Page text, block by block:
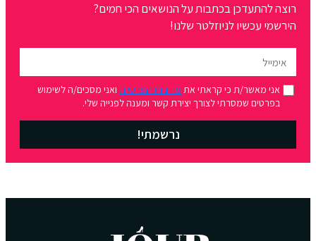
רוצה להתעדכן בכתבות על הנושאים הכי חמים?
הירשמי עכשיו לניוזלטר שלנו!
אני מאשר/ת כי קראתי אתמדיניות הפרטיותואני מסכים/ה לשימוש
בפרטים שמסרתי לצורך יצירת קשר ומענה לפנייה שלי.
נרשמתי!